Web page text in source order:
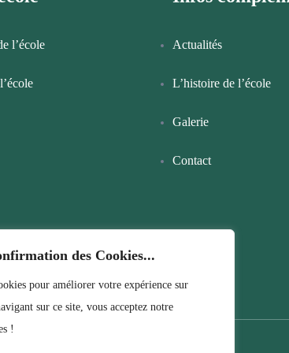
des Cookies...
pour améliorer votre expérience sur
sur ce site, vous acceptez notre
!
l’école Actualités
L’histoire de l’école
Galerie
Contact